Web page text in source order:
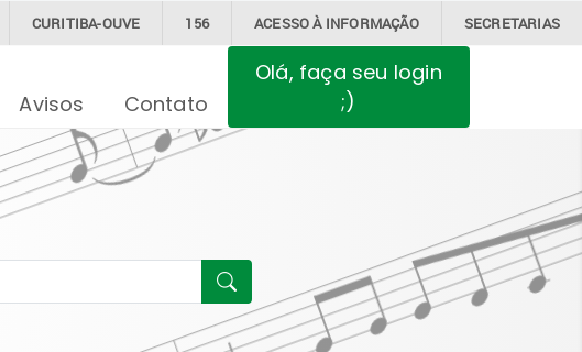
CURITIBA-OUVE 156 ACESSO À INFORMAÇÃO SECRETARIAS
Avisos Contato
Olá, faça seu login
;)